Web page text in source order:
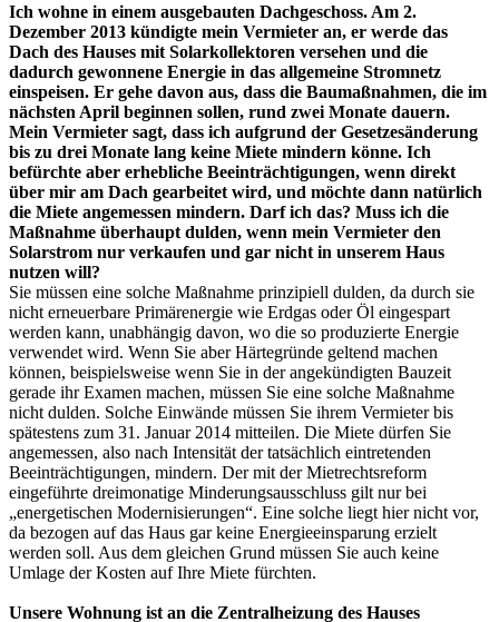
Ich wohne in einem ausgebauten Dachgeschoss. Am 2.
Dezember 2013 kündigte mein Vermieter an, er werde das
Dach des Hauses mit Solarkollektoren versehen und die
dadurch gewonnene Energie in das allgemeine Stromnetz
einspeisen. Er gehe davon aus, dass die Baumaßnahmen, die im
nächsten April beginnen sollen, rund zwei Monate dauern.
Mein Vermieter sagt, dass ich aufgrund der Gesetzesänderung
bis zu drei Monate lang keine Miete mindern könne. Ich
befürchte aber erhebliche Beeinträchtigungen, wenn direkt
über mir am Dach gearbeitet wird, und möchte dann natürlich
die Miete angemessen mindern. Darf ich das? Muss ich die
Maßnahme überhaupt dulden, wenn mein Vermieter den
Solarstrom nur verkaufen und gar nicht in unserem Haus
nutzen will?
Sie müssen eine solche Maßnahme prinzipiell dulden, da durch sie
nicht erneuerbare Primärenergie wie Erdgas oder Öl eingespart
werden kann, unabhängig davon, wo die so produzierte Energie
verwendet wird. Wenn Sie aber Härtegründe geltend machen
können, beispielsweise wenn Sie in der angekündigten Bauzeit
gerade ihr Examen machen, müssen Sie eine solche Maßnahme
nicht dulden. Solche Einwände müssen Sie ihrem Vermieter bis
spätestens zum 31. Januar 2014 mitteilen. Die Miete dürfen Sie
angemessen, also nach Intensität der tatsächlich eintretenden
Beeinträchtigungen, mindern. Der mit der Mietrechtsreform
eingeführte dreimonatige Minderungsausschluss gilt nur bei
„energetischen Modernisierungen“. Eine solche liegt hier nicht vor,
da bezogen auf das Haus gar keine Energieeinsparung erzielt
werden soll. Aus dem gleichen Grund müssen Sie auch keine
Umlage der Kosten auf Ihre Miete fürchten.
Unsere Wohnung ist an die Zentralheizung des Hauses